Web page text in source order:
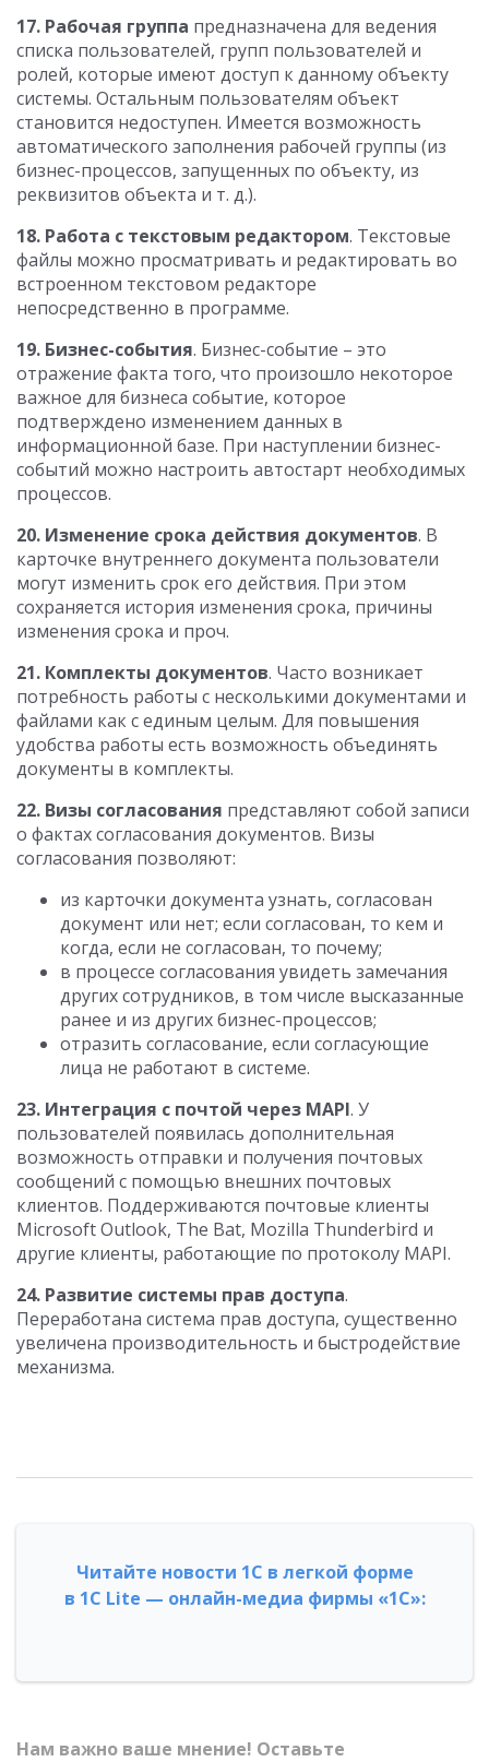
17. Рабочая группа предназначена для ведения
списка пользователей, групп пользователей и
ролей, которые имеют доступ к данному объекту
системы. Остальным пользователям объект
становится недоступен. Имеется возможность
автоматического заполнения рабочей группы (из
бизнес-процессов, запущенных по объекту, из
реквизитов объекта и т. д.).
18. Работа с текстовым редактором. Текстовые
файлы можно просматривать и редактировать во
встроенном текстовом редакторе
непосредственно в программе.
19. Бизнес-события. Бизнес-событие – это
отражение факта того, что произошло некоторое
важное для бизнеса событие, которое
подтверждено изменением данных в
информационной базе. При наступлении бизнес-
событий можно настроить автостарт необходимых
процессов.
20. Изменение срока действия документов. В
карточке внутреннего документа пользователи
могут изменить срок его действия. При этом
сохраняется история изменения срока, причины
изменения срока и проч.
21. Комплекты документов. Часто возникает
потребность работы с несколькими документами и
файлами как с единым целым. Для повышения
удобства работы есть возможность объединять
документы в комплекты.
22. Визы согласования представляют собой записи
о фактах согласования документов. Визы
согласования позволяют:
из карточки документа узнать, согласован
документ или нет; если согласован, то кем и
когда, если не согласован, то почему;
в процессе согласования увидеть замечания
других сотрудников, в том числе высказанные
ранее и из других бизнес-процессов;
отразить согласование, если согласующие
лица не работают в системе.
23. Интеграция с почтой через MAPI. У
пользователей появилась дополнительная
возможность отправки и получения почтовых
сообщений с помощью внешних почтовых
клиентов. Поддерживаются почтовые клиенты
Microsoft Outlook, The Bat, Mozilla Thunderbird и
другие клиенты, работающие по протоколу MAPI.
24. Развитие системы прав доступа.
Переработана система прав доступа, существенно
увеличена производительность и быстродействие
механизма.
Читайте новости 1С в легкой форме
в 1С Lite — онлайн-медиа фирмы «1С»:
Нам важно ваше мнение! Оставьте